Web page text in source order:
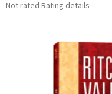
The
Not rated Rating details